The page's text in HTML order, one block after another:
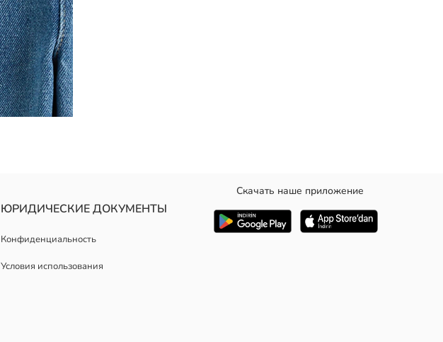
ЮРИДИЧЕСКИЕ ДОКУМЕНТЫ
Конфиденциальность
Условия использования
Скачать наше приложение